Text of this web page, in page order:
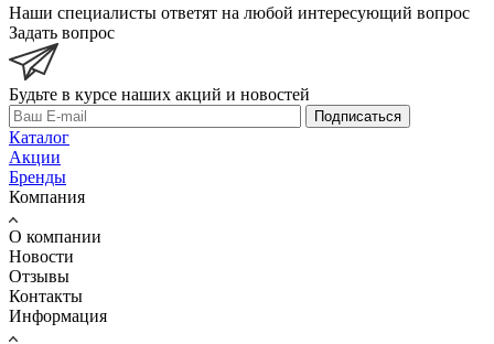
Наши специалисты ответят на любой интересующий вопрос
Задать вопрос
Будьте в курсе наших акций и новостей
Подписаться
Каталог
Акции
Бренды
Компания
О компании
Новости
Отзывы
Контакты
Информация